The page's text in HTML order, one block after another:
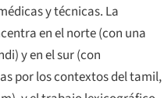
y técnicas. La
en el norte (con una
y en el sur (con
por los contextos del tamil,